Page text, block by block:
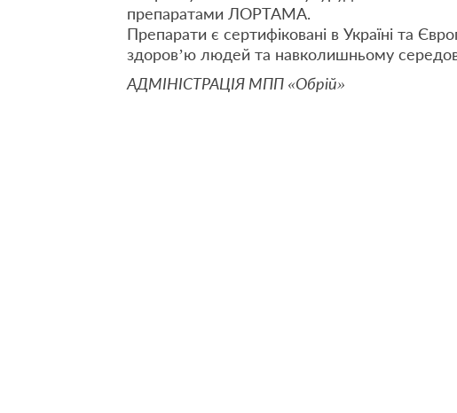
препаратами ЛОРТАМА.
Препарати є сертифіковані в Україні та
здоров’ю людей та навколишньому
АДМІНІСТРАЦІЯ МПП «Обрій»